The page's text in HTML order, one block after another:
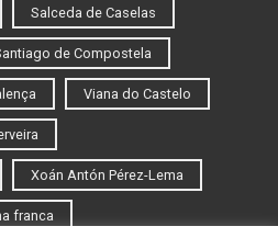
Salceda de Caselas
de Compostela
Viana do Castelo
Xoán Antón Pérez-Lema
franca